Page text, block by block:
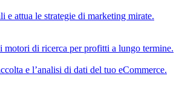
attua le strategie di marketing mirate.
di ricerca per profitti a lungo termine.
e l’analisi di dati del tuo eCommerce.